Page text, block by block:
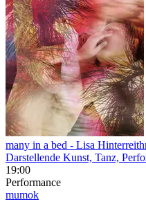
many in a bed - Lisa
Darstellende Kunst, Tanz,
19:00
Performance
mumok